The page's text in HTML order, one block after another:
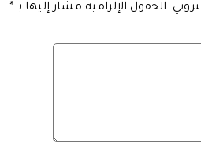
الحقول الإلزامية مشار إليها بـ *